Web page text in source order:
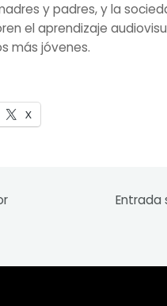
y padres, y la
el aprendizaje
más jóvenes.
X
Entrada